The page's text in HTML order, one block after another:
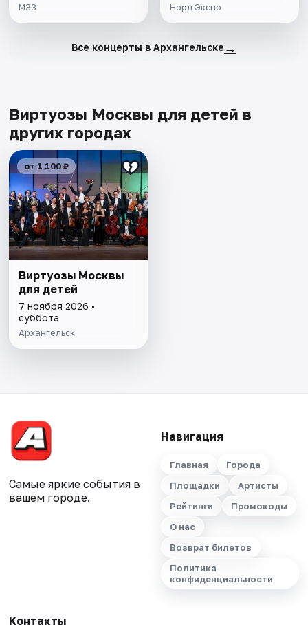
М33 Норд Экспо
Все концерты в Архангельске →
Виртуозы Москвы для детей в
других городах
от 1 100 ₽
Виртуозы Москвы
для детей
7 ноября 2026 •
суббота
Архангельск
Самые яркие события в
вашем городе.
Навигация
Главная
Города
Площадки
Артисты
Рейтинги
Промокоды
О нас
Возврат билетов
Политика
конфиденциальности
Контакты